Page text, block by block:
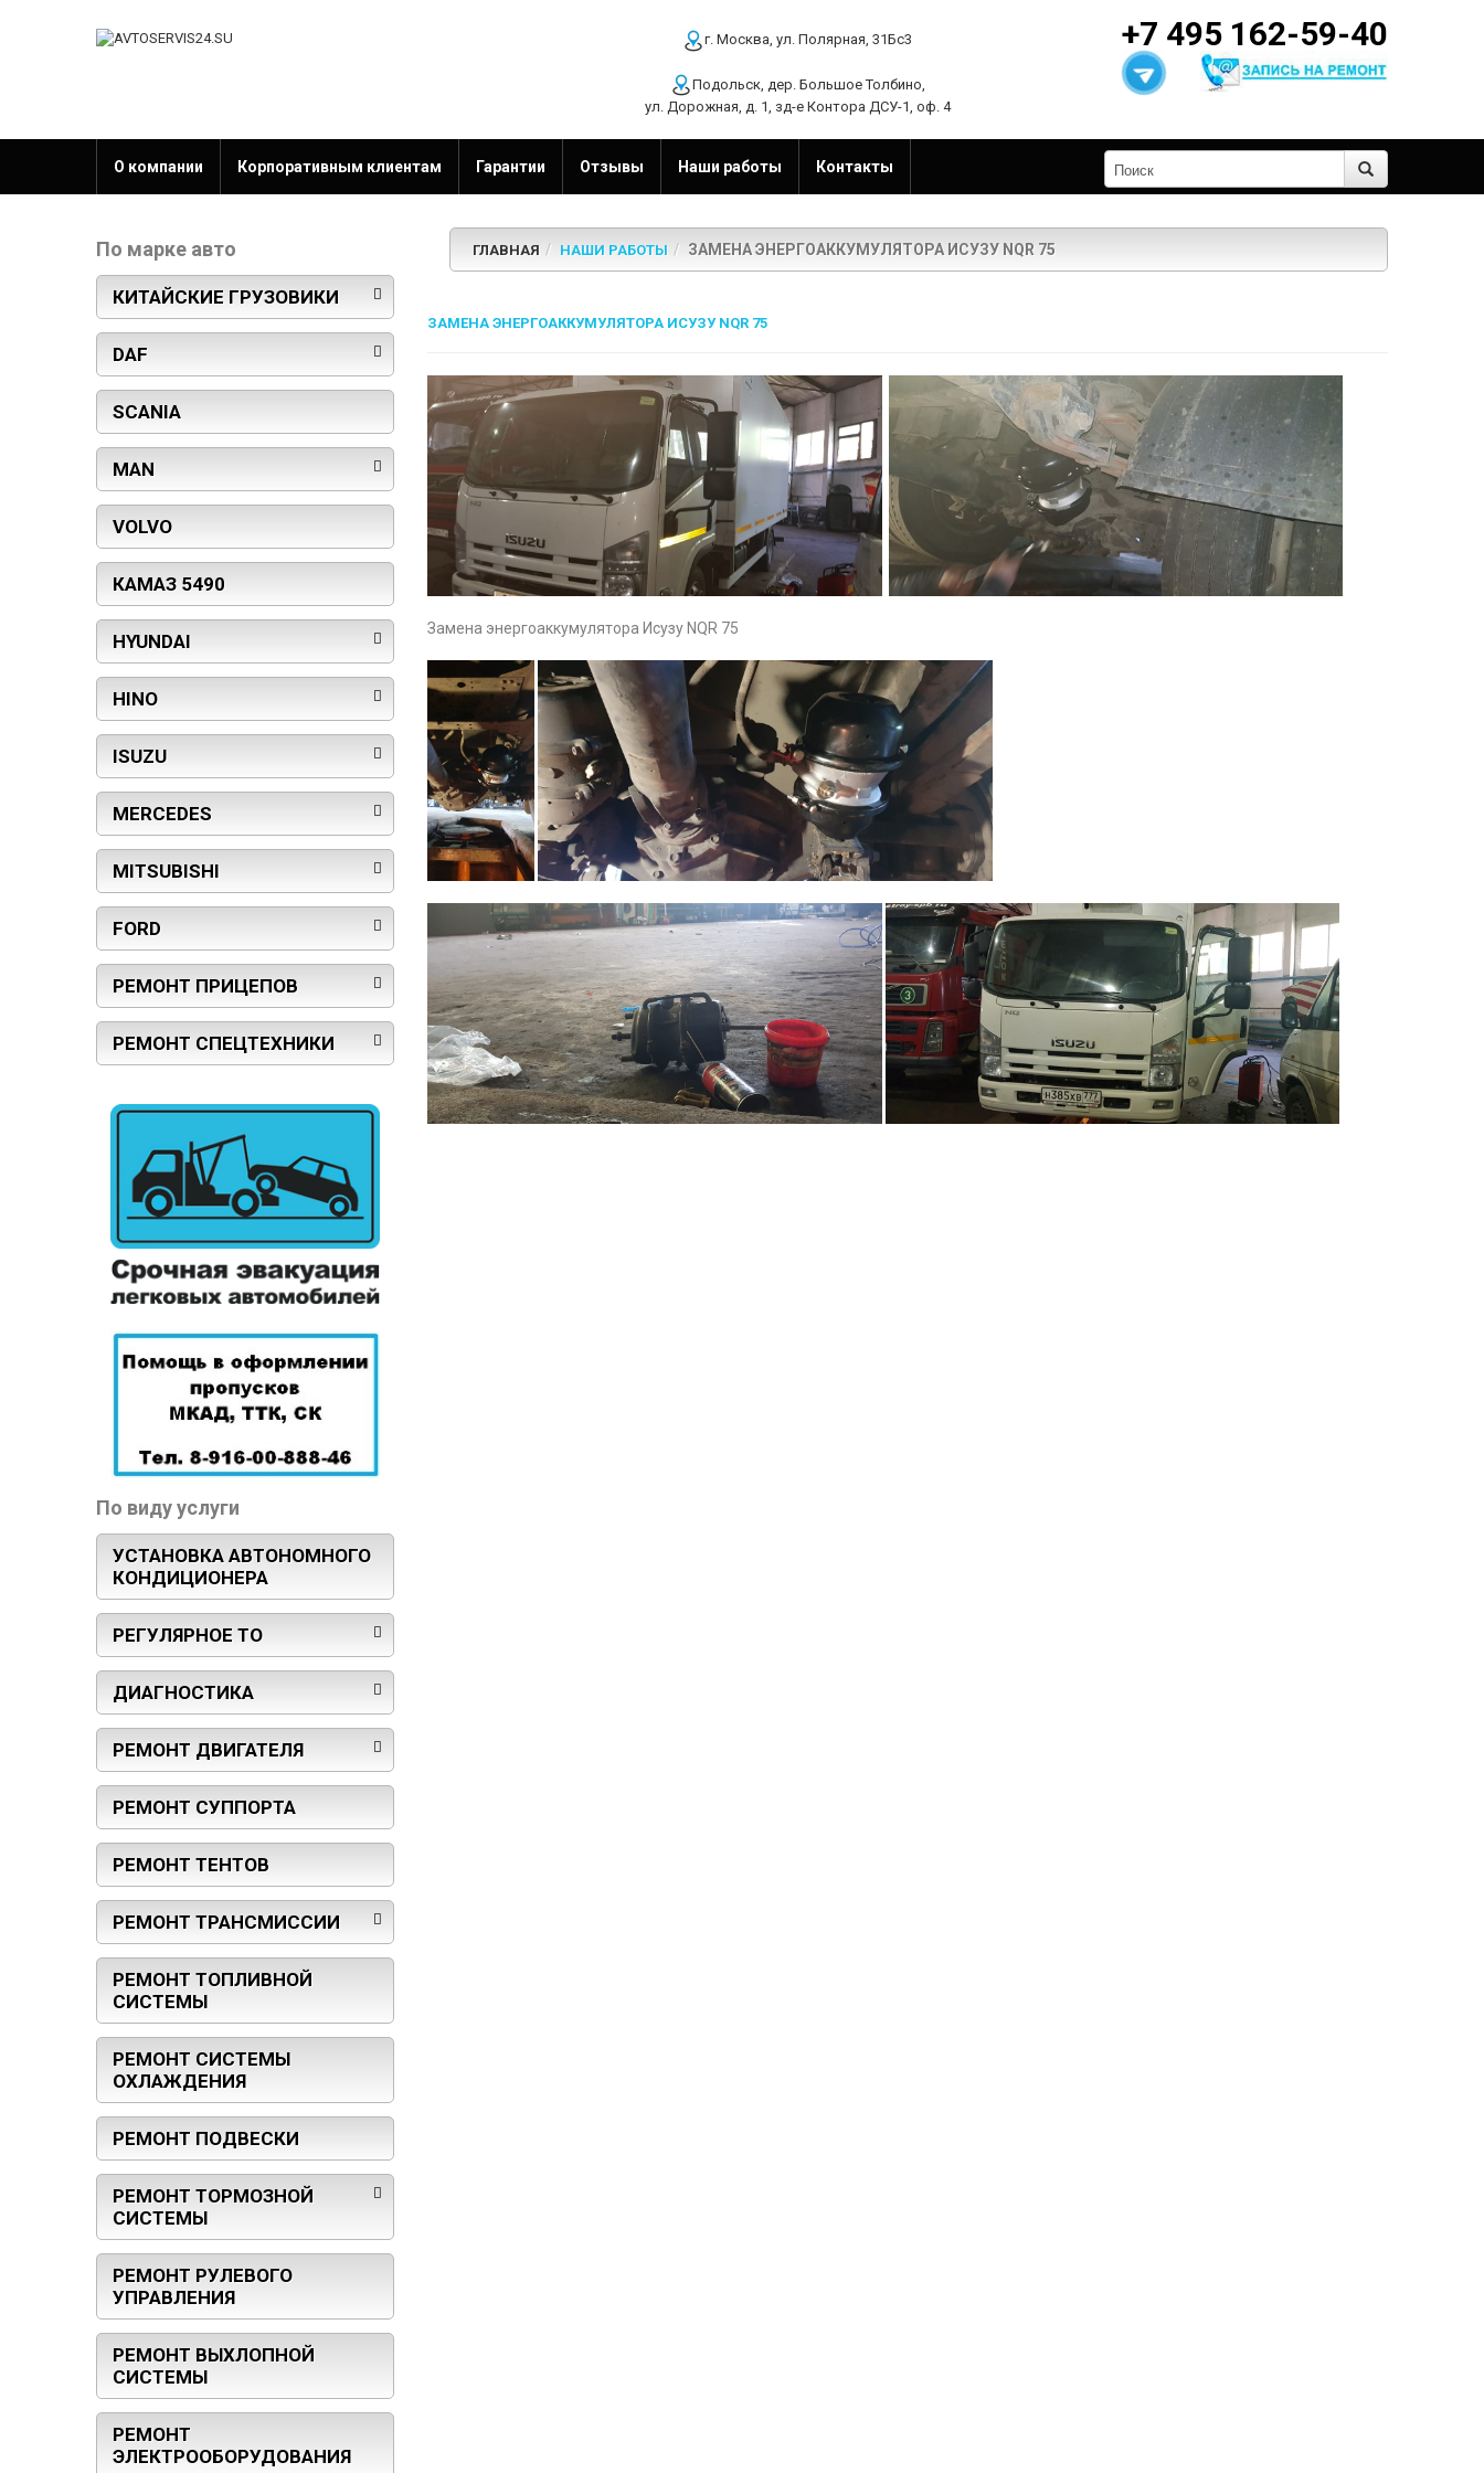
г. Москва, ул. Полярная, 31Бс3
Подольск, дер. Большое Толбино,
ул. Дорожная, д. 1, зд-е Контора ДСУ-1, оф. 4
+7 495 162-59-40
О компании Корпоративным клиентам Гарантии Отзывы Наши работы Контакты
По марке авто
КИТАЙСКИЕ ГРУЗОВИКИ
DAF
SCANIA
MAN
VOLVO
КАМАЗ 5490
HYUNDAI
HINO
ISUZU
MERCEDES
MITSUBISHI
FORD
РЕМОНТ ПРИЦЕПОВ
РЕМОНТ СПЕЦТЕХНИКИ
По виду услуги
УСТАНОВКА АВТОНОМНОГО
КОНДИЦИОНЕРА
РЕГУЛЯРНОЕ ТО
ДИАГНОСТИКА
РЕМОНТ ДВИГАТЕЛЯ
РЕМОНТ СУППОРТА
РЕМОНТ ТЕНТОВ
РЕМОНТ ТРАНСМИССИИ
РЕМОНТ ТОПЛИВНОЙ
СИСТЕМЫ
РЕМОНТ СИСТЕМЫ
ОХЛАЖДЕНИЯ
РЕМОНТ ПОДВЕСКИ
РЕМОНТ ТОРМОЗНОЙ
СИСТЕМЫ
РЕМОНТ РУЛЕВОГО
УПРАВЛЕНИЯ
РЕМОНТ ВЫХЛОПНОЙ
СИСТЕМЫ
РЕМОНТ
ЭЛЕКТРООБОРУДОВАНИЯ
ГЛАВНАЯ НАШИ РАБОТЫ ЗАМЕНА ЭНЕРГОАККУМУЛЯТОРА ИСУЗУ NQR 75
ЗАМЕНА ЭНЕРГОАККУМУЛЯТОРА ИСУЗУ NQR 75
Замена энергоаккумулятора Исузу NQR 75